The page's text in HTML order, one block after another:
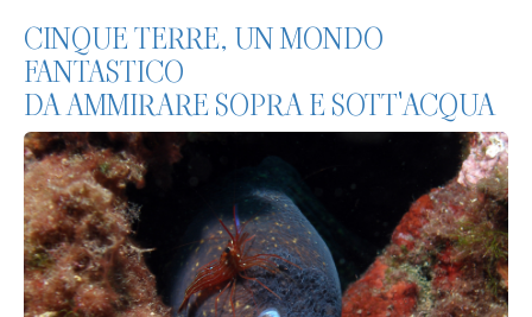
CINQUE TERRE, UN MONDO
FANTASTICO
DA AMMIRARE SOPRA E SOTT'ACQUA